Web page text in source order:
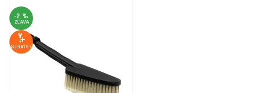
-2 %
ZĽAVA
SERVIS+